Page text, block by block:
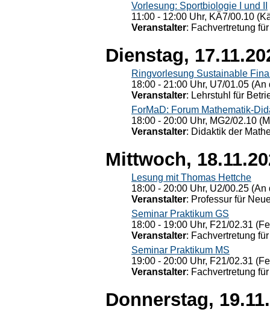
Vorlesung: Sportbiologie I und II
11:00 - 12:00 Uhr, KÄ7/00.10
Veranstalter: Fachvertretung
Dienstag,
Ringvorlesung Sustainable
18:00 - 21:00 Uhr, U7/01.05
Veranstalter: Lehrstuhl für
ForMaD: Forum Mathematik-
18:00 - 20:00 Uhr, MG2/02.10
Veranstalter: Didaktik der
Mittwoch,
Lesung mit Thomas Hettche
18:00 - 20:00 Uhr, U2/00.25
Veranstalter: Professur für
Seminar Praktikum GS
18:00 - 19:00 Uhr, F21/02.31
Veranstalter: Fachvertretung
Seminar Praktikum MS
19:00 - 20:00 Uhr, F21/02.31
Veranstalter: Fachvertretung
Donnerstag,